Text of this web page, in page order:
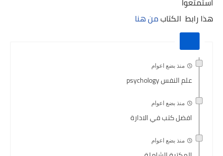
هذا رابط الكتابمن هنا
منذ بضع اعوام
علم النفس psychology
منذ بضع اعوام
افضل كتب في الادارة
منذ بضع اعوام